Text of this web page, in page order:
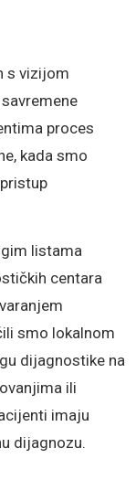
s vizijom
proces
kada smo
listama
centara
smo lokalnom
dijagnostike na
ili
imaju
dijagnozu.